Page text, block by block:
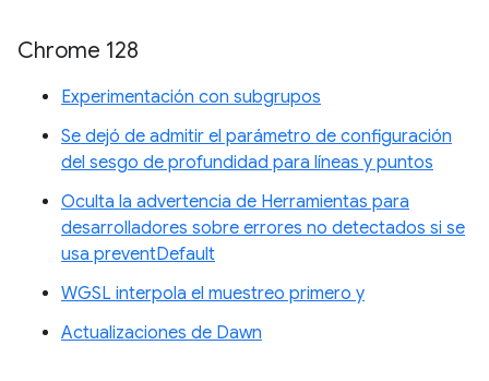
Chrome 128
Experimentación con subgrupos
Se dejó de admitir el parámetro de configuración
del sesgo de profundidad para líneas y puntos
Oculta la advertencia de Herramientas para
desarrolladores sobre errores no detectados si se
usa preventDefault
WGSL interpola el muestreo primero y
Actualizaciones de Dawn